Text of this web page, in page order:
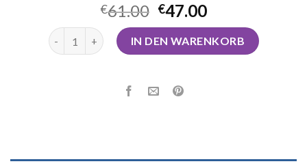
€61.00 €47.00
kopfhörer kabellos tv MengeIN DEN WARENKORB